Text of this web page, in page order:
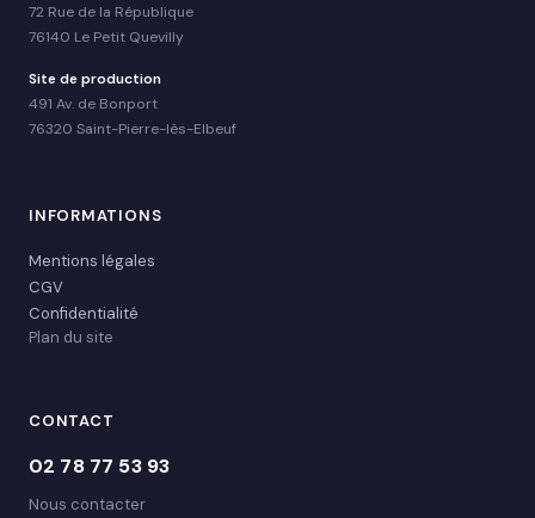
72 Rue de la République
76140 Le Petit Quevilly
Site de production
491 Av. de Bonport
76320 Saint-Pierre-lès-Elbeuf
INFORMATIONS
Mentions légales
CGV
Confidentialité
Plan du site
CONTACT
02 78 77 53 93
Nous contacter